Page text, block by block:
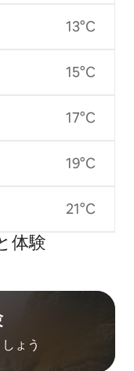
13°C
15°C
17°C
19°C
21°C
体⁠験
ょう